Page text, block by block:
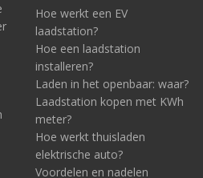
Hoe werkt een EV
laadstation?
Hoe een laadstation
installeren?
Laden in het openbaar: waar?
Laadstation kopen met KWh
meter?
Hoe werkt thuisladen
elektrische auto?
Voordelen en nadelen